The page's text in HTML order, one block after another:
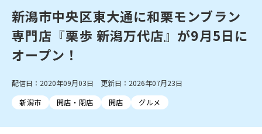
新潟市 下越
中越
佐渡
開店 閉店
リニューアル・移転
新潟市・開店
新潟市・閉店 長岡市・開店
上越市・開店
上越市・閉店
ラーメン・開店
ラーメン・閉店
ラーメン 現地レポート
和食
スイーツ
体験・販売 祭り・伝統行事
趣味・展示会
スポーツ
施設・ショップ 住宅メーカー・工務店
食品メーカー・県産品
習い事・塾 アパレル・雑貨
フィットネス・ジム
観光スポット
温泉・入浴 ホテル 旅館
水族館
特集・まとめ記事
セツコママ ランキング 新潟人
キャンペーン
開店まとめ
閉店まとめ 人気記事まとめ
ショッピングモール・大
型施設
ドラッグストア・ホーム
センター
ファッション 生活サービス
新潟市中央区東大通に和栗モンブラン
専門店『栗歩 新潟万代店』が9月5日に
オープン！
配信日：2020年09月03日 更新日：2026年07月23日
新潟市
開店・閉店 開店 グルメ